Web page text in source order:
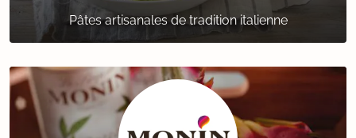
Pâtes artisanales de tradition italienne